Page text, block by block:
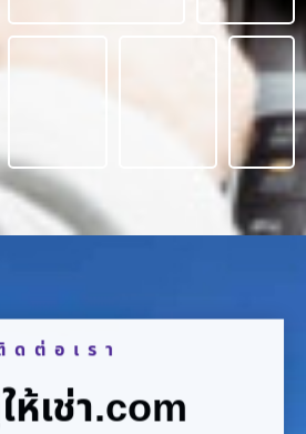
ดต่อเรา
ห้เช่า.com